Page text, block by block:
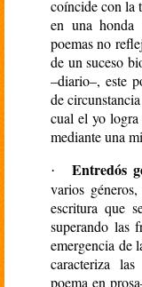
coíncide con la
en una honda
poemas no
de un suceso
–diario–, este
de
cual el yo logra
mediante una
· Entredós
varios
escritura que
superando las
emergencia de
caracteriza
poema en